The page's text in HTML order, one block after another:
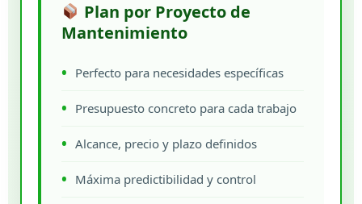
Plan por Proyecto de
Mantenimiento
Perfecto para necesidades específicas
Presupuesto concreto para cada trabajo
Alcance, precio y plazo definidos
Máxima predictibilidad y control